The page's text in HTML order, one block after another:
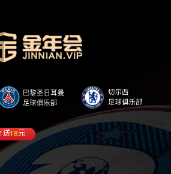
送18元